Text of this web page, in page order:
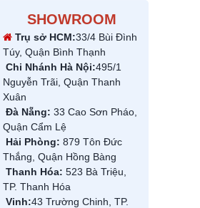
SHOWROOM
Trụ sở HCM:33/4 Bùi Đình
Túy, Quận Bình Thạnh
Chi Nhánh Hà Nội:495/1
Nguyễn Trãi, Quận Thanh
Xuân
Đà Nẵng: 33 Cao Sơn Pháo,
Quận Cẩm Lệ
Hải Phòng: 879 Tôn Đức
Thắng, Quận Hồng Bàng
Thanh Hóa: 523 Bà Triệu,
TP. Thanh Hóa
Vinh:43 Trường Chinh, TP.